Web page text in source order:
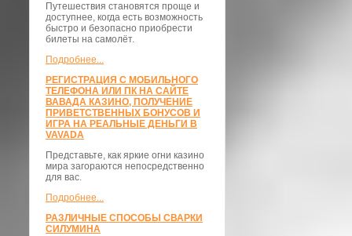
Путешествия становятся проще и
доступнее, когда есть возможность
быстро и безопасно приобрести
билеты на самолёт.
Подробнее...
РЕГИСТРАЦИЯ С МОБИЛЬНОГО
ТЕЛЕФОНА ИЛИ ПК НА САЙТЕ
ВАВАДА КАЗИНО, ПОЛУЧЕНИЕ
ПРИВЕТСТВЕННЫХ БОНУСОВ И
ИГРА НА РЕАЛЬНЫЕ ДЕНЬГИ В
VAVADA
Представьте, как яркие огни казино
мира загораются непосредственно
для вас.
Подробнее...
РАЗЛИЧНЫЕ СПОСОБЫ СВАРКИ
СИЛУМИНА